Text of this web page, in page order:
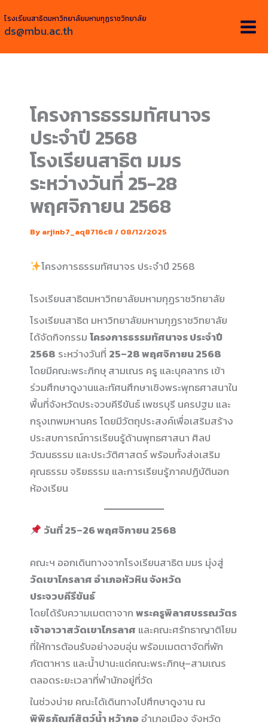
to
content
โรงเรียนสาธิตมหาวิทยาลัยมหามกุฏราชวิทยาลัย
ds@mbu.ac.th
โครงการธรรมทัศนาจร
ประจำปี 2568
โรงเรียนสาธิต มมร
ระหว่างวันที่ 25-28
พฤศจิกายน 2568
By arjinb7_aq8716c8 / 08/12/2025
โครงการธรรมทัศนาจร ประจำปี 2568
โรงเรียนสาธิตมหาวิทยาลัยมหามกุฏราชวิทยาลัย
โรงเรียนสาธิต มหาวิทยาลัยมหามกุฏราชวิทยาลัย
ได้จัดกิจกรรมโครงการธรรมทัศนาจร ประจำปี
2568 ระหว่างวันที่ 25–28 พฤศจิกายน 2568
โดยมีคณะพระภิกษุ สามเณร ครู และบุคลากร เข้า
ร่วมศึกษาดูงานและทัศนศึกษาเชิงพระพุทธศาสนาใน
พื้นที่จังหวัดประจวบคีรีขันธ์ เพชรบุรี นครปฐม และ
กรุงเทพมหานคร โดยมีวัตถุประสงค์เพื่อเสริมสร้าง
ประสบการณ์การเรียนรู้ด้านพุทธศาสนา ศิลป
วัฒนธรรม และประวัติศาสตร์ พร้อมทั้งส่งเสริม
คุณธรรม จริยธรรม และการเรียนรู้ภาคปฏิบัตินอก
ห้องเรียน
วันที่ 25–26 พฤศจิกายน 2568
คณะฯ ออกเดินทางจากโรงเรียนสาธิต มมร มุ่งสู่
วัดเขาไกรลาศ อำเภอหัวหิน จังหวัด
ประจวบคีรีขันธ์
โดยได้รับความเมตตาจากพระครูพิลาศบรรณวัตร
เจ้าอาวาสวัดเขาไกรลาศ และคณะศรัทธาญาติโยม
ที่ให้การต้อนรับอย่างอบอุ่น พร้อมเมตตาจัดที่พัก
ภัตตาหาร และน้ำปานะแด่คณะพระภิกษุ–สามเณร
ตลอดระยะเวลาที่พำนักอยู่ที่วัด
ในช่วงบ่าย คณะได้เดินทางไปศึกษาดูงาน ณ
พิพิธภัณฑ์สัตว์น้ำ หว้ากอ อำเภอเมือง จังหวัด